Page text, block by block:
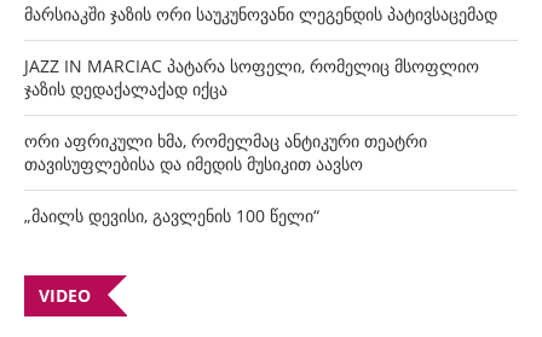
მარსიაკში ჯაზის ორი საუკუნოვანი ლეგენდის პატივსაცემად
JAZZ IN MARCIAC პატარა სოფელი, რომელიც მსოფლიო
ჯაზის დედაქალაქად იქცა
ორი აფრიკული ხმა, რომელმაც ანტიკური თეატრი
თავისუფლებისა და იმედის მუსიკით აავსო
„მაილს დევისი, გავლენის 100 წელი“
VIDEO